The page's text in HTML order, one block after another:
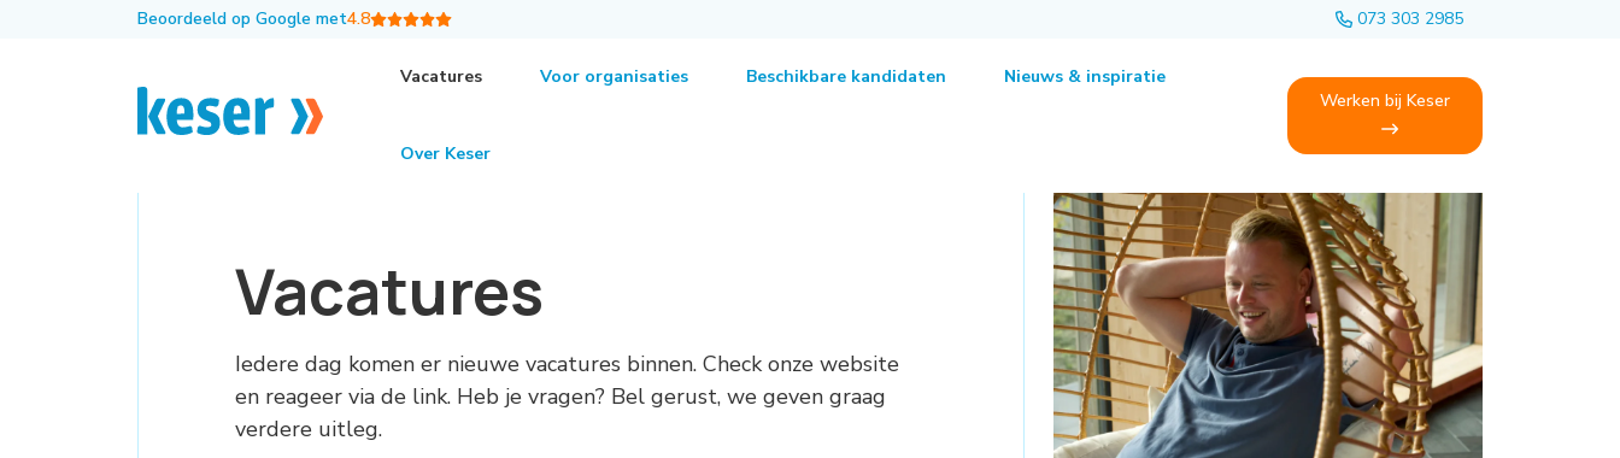
Beoordeeld op Google met4.8 073 303 2985
Vacatures Voor organisaties Beschikbare kandidaten Nieuws & inspiratie
Over Keser
Werken bij Keser
Vacatures
Iedere dag komen er nieuwe vacatures binnen. Check onze website
en reageer via de link. Heb je vragen? Bel gerust, we geven graag
verdere uitleg.